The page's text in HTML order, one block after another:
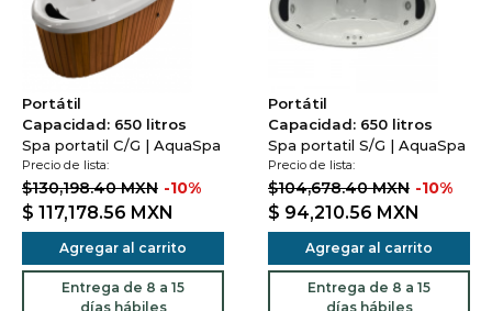
Portátil
Capacidad: 650 litros
Spa portatil C/G | AquaSpa
Precio de lista:
$130,198.40 MXN -10%
$ 117,178.56 MXN
Agregar al carrito
Entrega de 8 a 15
días hábiles
Portátil
Capacidad: 650 litros
Spa portatil S/G | AquaSpa
Precio de lista:
$104,678.40 MXN -10%
$ 94,210.56 MXN
Agregar al carrito
Entrega de 8 a 15
días hábiles